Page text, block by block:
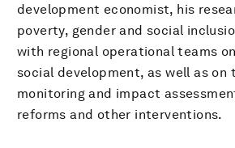
development economist, his
poverty, gender and social
with regional operational teams
social development, as well as on
monitoring and impact
reforms and other interventions.